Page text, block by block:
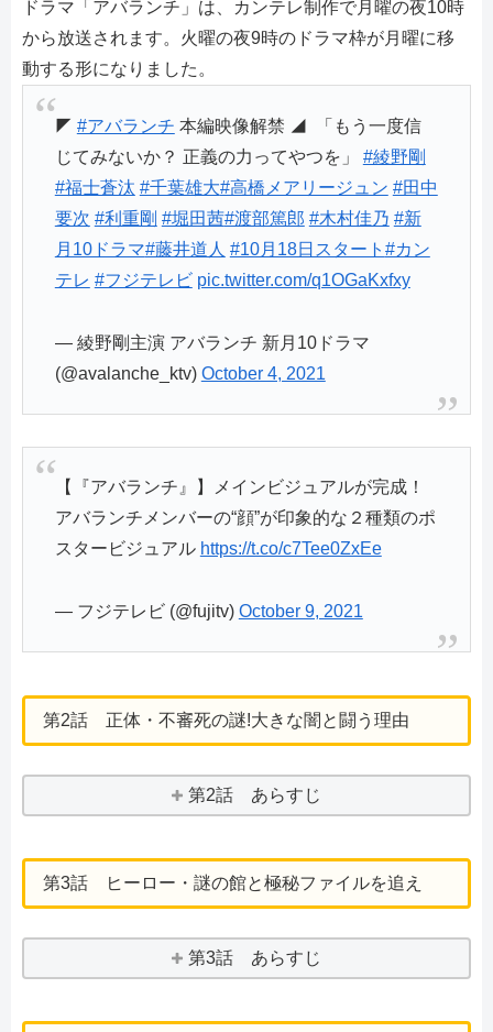
ドラマ「アバランチ」は、カンテレ制作で月曜の夜10時
から放送されます。火曜の夜9時のドラマ枠が月曜に移
動する形になりました。
◤ #アバランチ 本編映像解禁 ◢ ⁡ 「もう一度信
じてみないか？ 正義の力ってやつを」 ⁡ #綾野剛
#福士蒼汰 #千葉雄大#高橋メアリージュン #田中
要次 #利重剛 #堀田茜#渡部篤郎 #木村佳乃 #新
月10ドラマ#藤井道人 #10月18日スタート #カン
テレ #フジテレビ pic.twitter.com/q1OGaKxfxy
— 綾野剛主演 アバランチ 新月10ドラマ
(@avalanche_ktv) October 4, 2021
【『アバランチ』】メインビジュアルが完成！
アバランチメンバーの“顔”が印象的な２種類のポ
スタービジュアル https://t.co/c7Tee0ZxEe
— フジテレビ (@fujitv) October 9, 2021
第2話 正体・不審死の謎!大きな闇と闘う理由
第2話 あらすじ
第3話 ヒーロー・謎の館と極秘ファイルを追え
第3話 あらすじ